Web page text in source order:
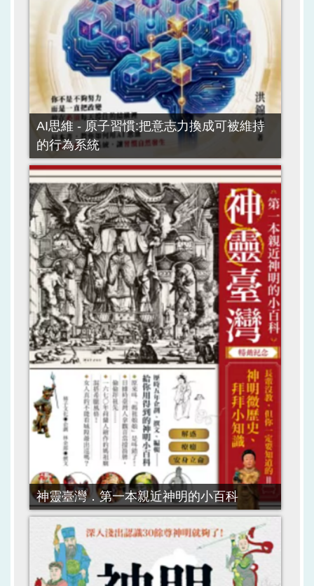
AI思維 - 原子習慣:把意志力換成可被維持
的行為系統
神靈臺灣．第一本親近神明的小百科